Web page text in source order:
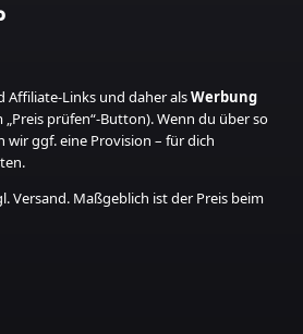
Affiliate‑Links und daher alsWerbung
prüfen“-Button). Wenn du über so
wir ggf. eine Provision – für dich
Versand. Maßgeblich ist der Preis beim